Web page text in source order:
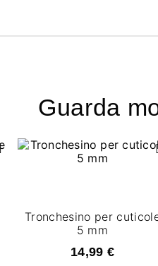
Guarda
Tronchesino per
5 mm
14,99 €